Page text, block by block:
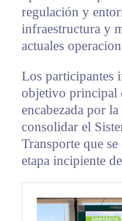
regulación y
infraestructura y
actuales
Los participantes
objetivo principal
encabezada por
consolidar el
Transporte que
etapa incipiente